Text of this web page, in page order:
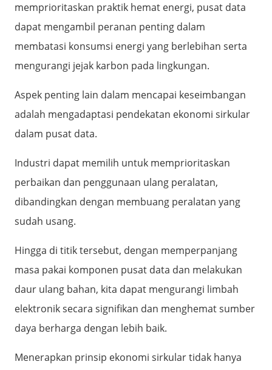
memprioritaskan praktik hemat energi, pusat data
dapat mengambil peranan penting dalam
membatasi konsumsi energi yang berlebihan serta
mengurangi jejak karbon pada lingkungan.
Aspek penting lain dalam mencapai keseimbangan
adalah mengadaptasi pendekatan ekonomi sirkular
dalam pusat data.
Industri dapat memilih untuk memprioritaskan
perbaikan dan penggunaan ulang peralatan,
dibandingkan dengan membuang peralatan yang
sudah usang.
Hingga di titik tersebut, dengan memperpanjang
masa pakai komponen pusat data dan melakukan
daur ulang bahan, kita dapat mengurangi limbah
elektronik secara signifikan dan menghemat sumber
daya berharga dengan lebih baik.
Menerapkan prinsip ekonomi sirkular tidak hanya